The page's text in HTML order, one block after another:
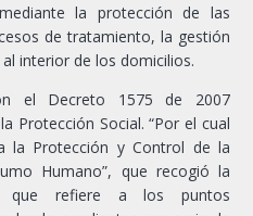
la protección de las
de tratamiento, la gestión
interior de los domicilios.
el Decreto 1575 de 2007
Protección Social. “Por el cual
la Protección y Control de la
Humano”, que recogió la
que refiere a los puntos